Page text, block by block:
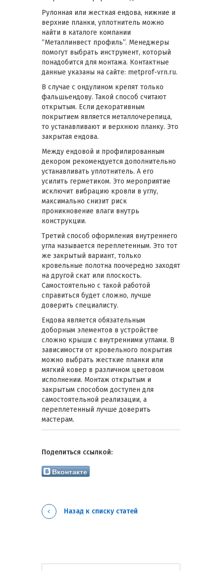
Рулонная или жесткая ендова, нижние и
верхние планки, уплотнитель можно
найти в каталоге компании
“Металлинвест профиль”. Менеджеры
помогут выбрать инструмент, который
понадобится для монтажа. Контактные
данные указаны на сайте: metprof-vrn.ru.
В случае с ондулином крепят только
фальшьендову. Такой способ считают
открытым. Если декоративным
покрытием является металлочерепица,
то устанавливают и верхнюю планку. Это
закрытая ендова.
Между ендовой и профилированным
декором рекомендуется дополнительно
устанавливать уплотнитель. А его
усилить герметиком. Это мероприятие
исключит вибрацию кровли в углу,
максимально снизит риск
проникновение влаги внутрь
конструкции.
Третий способ оформления внутреннего
угла называется переплетенным. Это тот
же закрытый вариант, только
кровельные полотна поочередно заходят
на другой скат или плоскость.
Самостоятельно с такой работой
справиться будет сложно, лучше
доверить специалисту.
Ендова является обязательным
доборным элементов в устройстве
сложно крыши с внутренними углами. В
зависимости от кровельного покрытия
можно выбрать жесткие планки или
мягкий ковер в различном цветовом
исполнении. Монтаж открытым и
закрытым способом доступен для
самостоятельной реализации, а
переплетенный лучше доверить
мастерам.
Назад к списку статей
Вконтакте
Поделиться ссылкой: